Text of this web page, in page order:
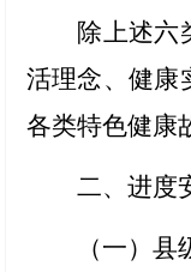
除上述六
活理念、健康
各类特色健康
二、进度
（一）